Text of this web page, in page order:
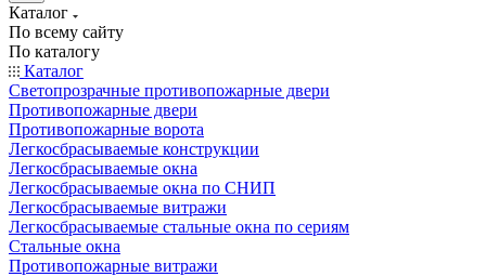
Каталог
По всему сайту
По каталогу
Каталог
Светопрозрачные противопожарные двери
Противопожарные двери
Противопожарные ворота
Легкосбрасываемые конструкции
Легкосбрасываемые окна
Легкосбрасываемые окна по СНИП
Легкосбрасываемые витражи
Легкосбрасываемые стальные окна по сериям
Стальные окна
Противопожарные витражи